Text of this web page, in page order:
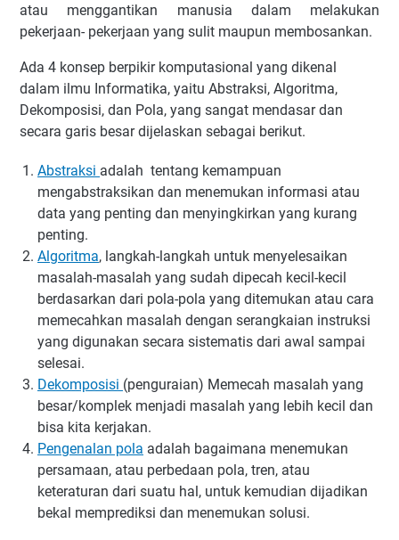
atau menggantikan manusia dalam melakukan
pekerjaan- pekerjaan yang sulit maupun membosankan.
Ada 4 konsep berpikir komputasional yang dikenal
dalam ilmu Informatika, yaitu Abstraksi, Algoritma,
Dekomposisi, dan Pola, yang sangat mendasar dan
secara garis besar dijelaskan sebagai berikut.
Abstraksi adalah tentang kemampuan
mengabstraksikan dan menemukan informasi atau
data yang penting dan menyingkirkan yang kurang
penting.
Algoritma, langkah-langkah untuk menyelesaikan
masalah-masalah yang sudah dipecah kecil-kecil
berdasarkan dari pola-pola yang ditemukan atau cara
memecahkan masalah dengan serangkaian instruksi
yang digunakan secara sistematis dari awal sampai
selesai.
Dekomposisi (penguraian) Memecah masalah yang
besar/komplek menjadi masalah yang lebih kecil dan
bisa kita kerjakan.
Pengenalan pola adalah bagaimana menemukan
persamaan, atau perbedaan pola, tren, atau
keteraturan dari suatu hal, untuk kemudian dijadikan
bekal memprediksi dan menemukan solusi.